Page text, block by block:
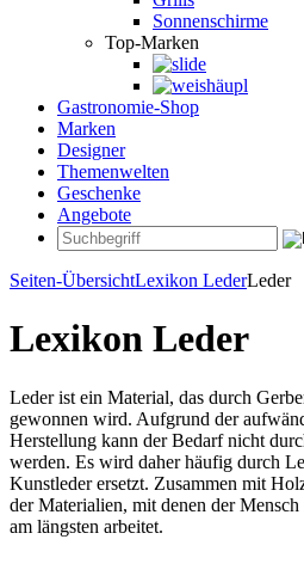
Sonnenschirme
Top-Marken
Gastronomie-Shop
Marken
Designer
Themenwelten
Geschenke
Angebote
Seiten-ÜbersichtLexikon LederLeder
Lexikon Leder
Leder ist ein Material, das durch
gewonnen wird. Aufgrund der
Herstellung kann der Bedarf nicht
werden. Es wird daher häufig durch
Kunstleder ersetzt. Zusammen mit
der Materialien, mit denen der
am längsten arbeitet.